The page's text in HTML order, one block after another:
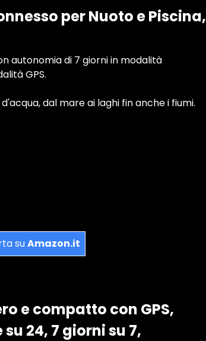
per Nuoto e Piscina,
autonomia di 7 giorni in modalità
GPS.
dal mare ai laghi fin anche i fiumi.
suAmazon.it
e compatto con GPS,
24, 7 giorni su 7,